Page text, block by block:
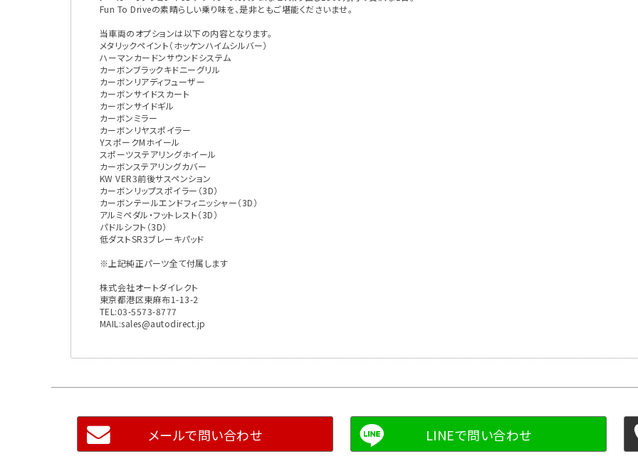
Fun To Driveの素晴らしい乗り味を、是非ともご堪能くださいませ。
当車両のオプションは以下の内容となります。
メタリックペイント（ホッケンハイムシルバー）
ハーマンカードンサウンドシステム
カーボンブラックキドニーグリル
カーボンリアディフューザー
カーボンサイドスカート
カーボンサイドギル
カーボンミラー
カーボンリヤスポイラー
YスポークMホイール
スポーツステアリングホイール
カーボンステアリングカバー
KW VER3前後サスペンション
カーボンリップスポイラー（3D）
カーボンテールエンドフィニッシャー（3D）
アルミペダル・フットレスト（3D）
パドルシフト（3D）
低ダストSR3ブレーキパッド
※上記純正パーツ全て付属します
株式会社オートダイレクト
東京都港区東麻布1-13-2
TEL:03-5573-8777
MAIL:sales@autodirect.jp
メールで問い合わせ